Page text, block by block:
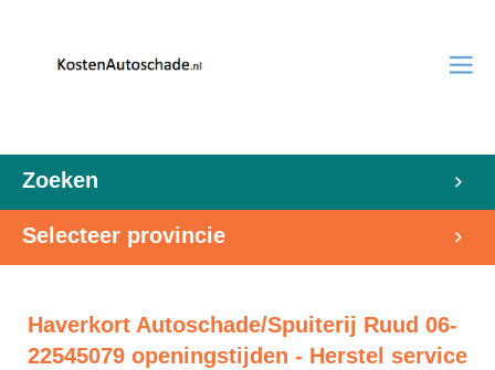
Zoeken
Selecteer provincie
Haverkort Autoschade/Spuiterij Ruud 06-
22545079 openingstijden - Herstel service